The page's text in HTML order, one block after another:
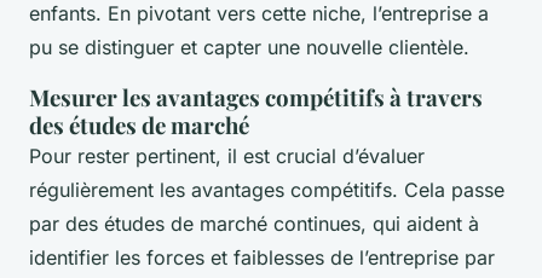
enfants. En pivotant vers cette niche, l’entreprise a
pu se distinguer et capter une nouvelle clientèle.
Mesurer les avantages compétitifs à travers
des études de marché
Pour rester pertinent, il est crucial d’évaluer
régulièrement les avantages compétitifs. Cela passe
par des études de marché continues, qui aident à
identifier les forces et faiblesses de l’entreprise par